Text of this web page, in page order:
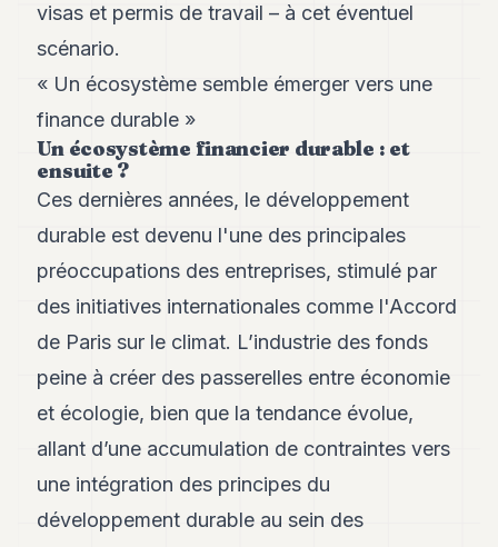
9
Andy
Andy
6
Andy
5
3
TECH
FINANCE
ART
DE
ARTS
ASSURANCE
visas et permis de travail – à cet éventuel
scénario.
« Un écosystème semble émerger vers une
finance durable »
Un écosystème financier durable : et
ensuite ?
Ces dernières années, le développement
durable est devenu l'une des principales
préoccupations des entreprises, stimulé par
des initiatives internationales comme l'Accord
de Paris sur le climat. L’industrie des fonds
peine à créer des passerelles entre économie
et écologie, bien que la tendance évolue,
allant d’une accumulation de contraintes vers
une intégration des principes du
développement durable au sein des